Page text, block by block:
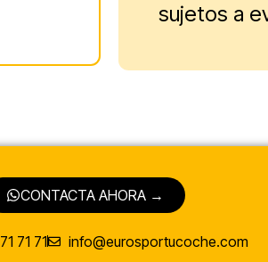
sujetos a
CONTACTA AHORA →
71 71 info@eurosportucoche.com